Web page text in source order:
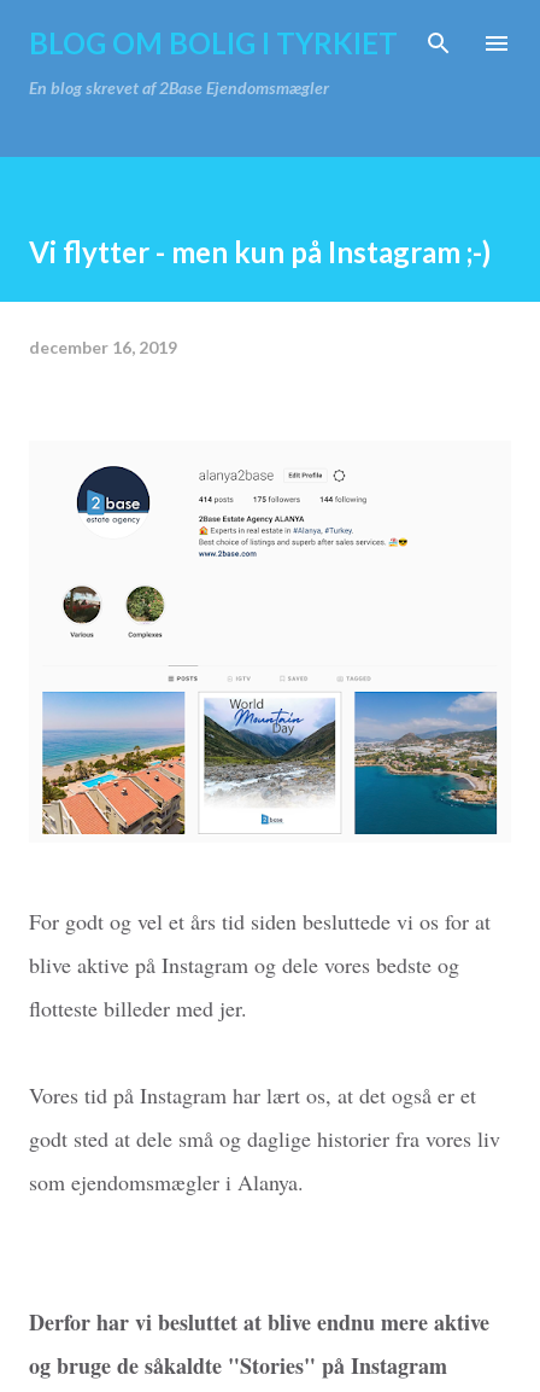
Gå videre til hovedindholdet
BLOG OM BOLIG I TYRKIET
En blog skrevet af 2Base Ejendomsmægler
Vi flytter - men kun på Instagram ;-)
december 16, 2019
For godt og vel et års tid siden besluttede vi os for at
blive aktive på Instagram og dele vores bedste og
flotteste billeder med jer.
Vores tid på Instagram har lært os, at det også er et
godt sted at dele små og daglige historier fra vores liv
som ejendomsmægler i Alanya.
Derfor har vi besluttet at blive endnu mere aktive
og bruge de såkaldte "Stories" på Instagram